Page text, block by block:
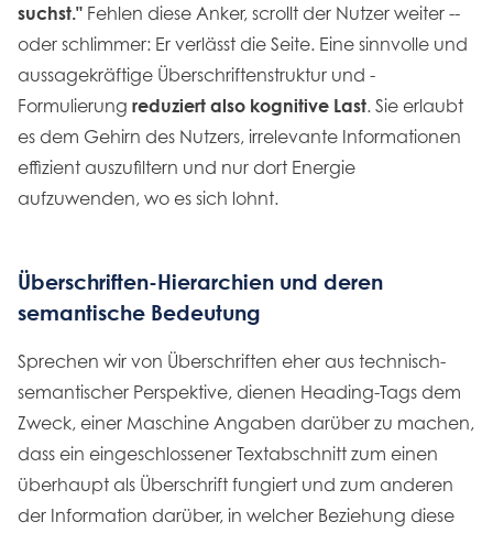
suchst." Fehlen diese Anker, scrollt der Nutzer weiter --
oder schlimmer: Er verlässt die Seite. Eine sinnvolle und
aussagekräftige Überschriftenstruktur und -
Formulierung reduziert also kognitive Last. Sie erlaubt
es dem Gehirn des Nutzers, irrelevante Informationen
effizient auszufiltern und nur dort Energie
aufzuwenden, wo es sich lohnt.
Überschriften-Hierarchien und deren
semantische Bedeutung
Sprechen wir von Überschriften eher aus technisch-
semantischer Perspektive, dienen Heading-Tags dem
Zweck, einer Maschine Angaben darüber zu machen,
dass ein eingeschlossener Textabschnitt zum einen
überhaupt als Überschrift fungiert und zum anderen
der Information darüber, in welcher Beziehung diese